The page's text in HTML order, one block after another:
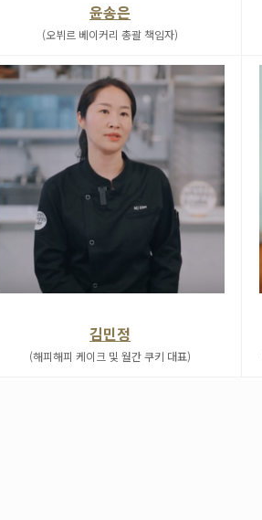
윤송은
(오뷔르 베이커리 총괄 책임자)
김민정
(해피해피 케이크 및 월간 쿠키 대표)